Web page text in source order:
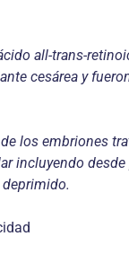
all-trans-
cesárea y
los embriones